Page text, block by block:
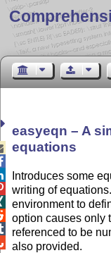
easyeqn – A
equations
Introduces some
writing of
environment to
option causes only
referenced to be
also provided.